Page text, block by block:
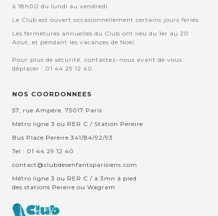
à 18h00 du lundi au vendredi.
Le Club est ouvert occasionnellement certains jours fériés.
Les fermetures annuelles du Club ont lieu du 1er au 20
Aout, et pendant les vacances de Noel.
Pour plus de sécurité, contactez-nous avant de vous
déplacer : 01 44 29 12 40.
NOS COORDONNEES
57, rue Ampère, 75017 Paris
Métro ligne 3 ou RER C / Station Pereire
Bus Place Pereire 341/84/92/93
Tel : 01 44 29 12 40
contact@clubdesenfantsparisiens.com
Métro ligne 3 ou RER C / à 3mn à pied
des stations Pereire ou Wagram